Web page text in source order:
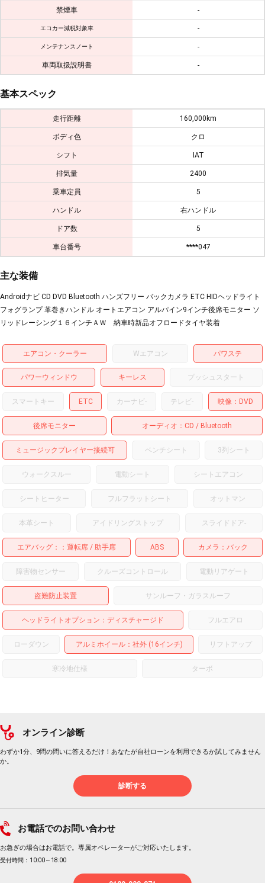
禁煙車 -
エコカー減税対象車 -
メンテナンスノート -
車両取扱説明書 -
基本スペック
走行距離 160,000km
ボディ色 クロ
シフト IAT
排気量 2400
乗車定員 5
ハンドル 右ハンドル
ドア数 5
車台番号 ****047
主な装備
Androidナビ CD DVD Bluetooth ハンズフリー バックカメラ ETC HIDヘッドライト
フォグランプ 革巻きハンドル オートエアコン アルパイン9インチ後席モニター ソ
リッドレーシング１６インチＡＷ 納車時新品オフロードタイヤ装着
エアコン・クーラー Wエアコン パワステ
パワーウィンドウ キーレス プッシュスタート
スマートキー ETC カーナビ- テレビ- 映像 DVD
後席モニター オーディオ CD Bluetooth
ミュージックプレイヤー接続可 ベンチシート 3列シート
ウォークスルー 電動シート シートエアコン
シートヒーター フルフラットシート オットマン
本革シート アイドリングストップ スライドドア-
エアバッグ： 運転席 助手席 ABS カメラ バック
障害物センサー クルーズコントロール 電動リアゲート
盗難防止装置 サンルーフ・ガラスルーフ
ヘッドライトオプション ディスチャージド フルエアロ
ローダウン アルミホイール：社外 (16インチ) リフトアップ
寒冷地仕様 ターボ
オンライン診断
わずか1分、9問の問いに答えるだけ！あなたが自社ローンを利用できるか試してみません
か。
診断する
お電話でのお問い合わせ
お急ぎの場合はお電話で。専属オペレーターがご対応いたします。
受付時間：10:00～18:00